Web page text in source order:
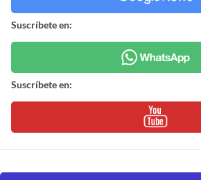
Suscríbete en:
Suscríbete en: